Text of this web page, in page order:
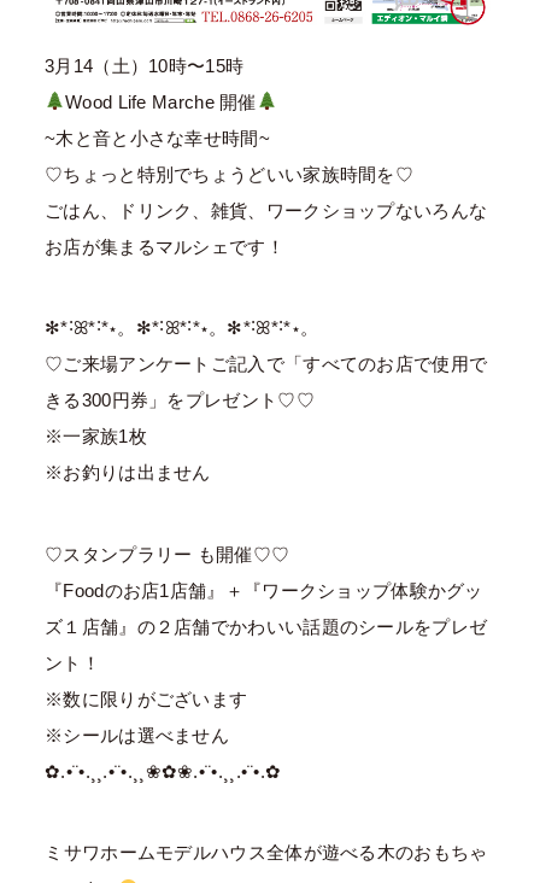
3月14（土）10時〜15時
Wood Life Marche 開催
~木と音と小さな幸せ時間~
♡ちょっと特別でちょうどいい家族時間を♡
ごはん、ドリンク、雑貨、ワークショップないろんな
お店が集まるマルシェです！
✻*˸ꕤ*˸*⋆。✻*˸ꕤ*˸*⋆。✻*˸ꕤ*˸*⋆。
♡ご来場アンケートご記入で「すべてのお店で使用で
きる300円券」をプレゼント♡♡
※一家族1枚
※お釣りは出ません
♡スタンプラリー も開催♡♡
『Foodのお店1店舗』＋『ワークショップ体験かグッ
ズ１店舗』の２店舗でかわいい話題のシールをプレゼ
ント！
※数に限りがございます
※シールは選べません
✿.•¨•.¸¸.•¨•.¸¸❀✿❀.•¨•.¸¸.•¨•.✿
⁡ミサワホームモデルハウス全体が遊べる木のおもちゃ